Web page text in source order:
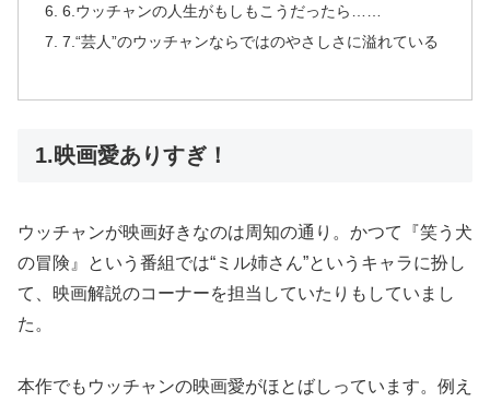
6.ウッチャンの人生がもしもこうだったら……
7.“芸人”のウッチャンならではのやさしさに溢れている
1.映画愛ありすぎ！
ウッチャンが映画好きなのは周知の通り。かつて『笑う犬
の冒険』という番組では“ミル姉さん”というキャラに扮し
て、映画解説のコーナーを担当していたりもしていまし
た。
本作でもウッチャンの映画愛がほとばしっています。例え